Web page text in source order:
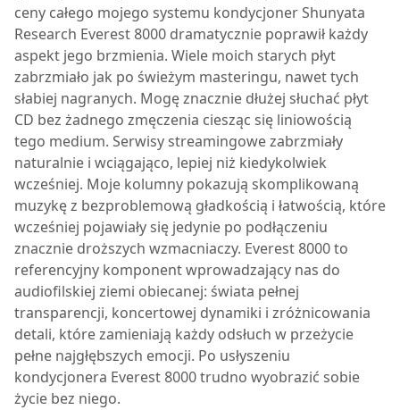
ceny całego mojego systemu kondycjoner Shunyata
Research Everest 8000 dramatycznie poprawił każdy
aspekt jego brzmienia. Wiele moich starych płyt
zabrzmiało jak po świeżym masteringu, nawet tych
słabiej nagranych. Mogę znacznie dłużej słuchać płyt
CD bez żadnego zmęczenia ciesząc się liniowością
tego medium. Serwisy streamingowe zabrzmiały
naturalnie i wciągająco, lepiej niż kiedykolwiek
wcześniej. Moje kolumny pokazują skomplikowaną
muzykę z bezproblemową gładkością i łatwością, które
wcześniej pojawiały się jedynie po podłączeniu
znacznie droższych wzmacniaczy. Everest 8000to
referencyjny komponent wprowadzający nas do
audiofilskiej ziemi obiecanej: świata pełnej
transparencji, koncertowej dynamiki i zróżnicowania
detali, które zamieniają każdy odsłuch w przeżycie
pełne najgłębszych emocji. Po usłyszeniu
kondycjonera Everest 8000trudno wyobrazić sobie
życie bez niego.